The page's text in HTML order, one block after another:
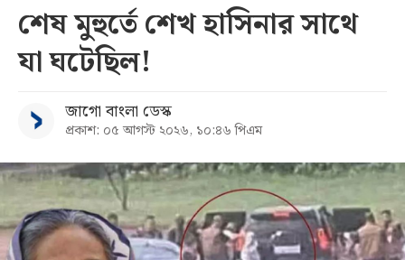
শেষ মুহুর্তে শেখ হাসিনার সাথে
যা ঘটেছিল!
জাগো বাংলা ডেস্ক
প্রকাশ: ০৫ আগস্ট ২০২৬, ১০:৪৬ পিএম